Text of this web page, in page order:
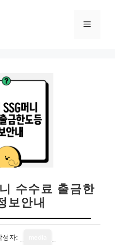
메
수수료 출금한
보안내
성자: